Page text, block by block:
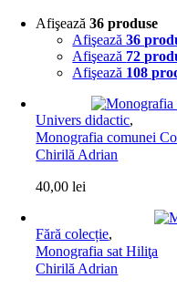
Afişează36 produse
Afişează36
Afişează 72
Afişează 108
Univers didactic,
Monografia comunei
Chirilă Adrian
40,00lei
Fără colecție,
Monografia sat Hiliţa
Chirilă Adrian